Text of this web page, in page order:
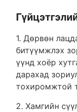
1. Дөрвөн
битүүмжлэх
үүнд хоёр
дарахад
тохиромжтой
2. Хамгийн